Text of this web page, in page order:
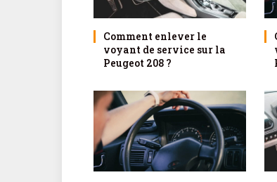
Comment enlever le
voyant de service sur la
Peugeot 208 ?